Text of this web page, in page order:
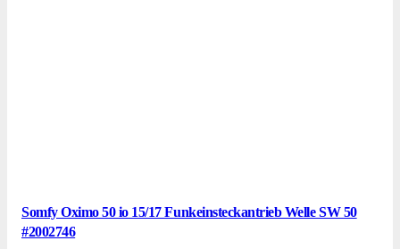
Somfy Oximo 50 io 15/17 Funkeinsteckantrieb Welle SW 50
#2002746